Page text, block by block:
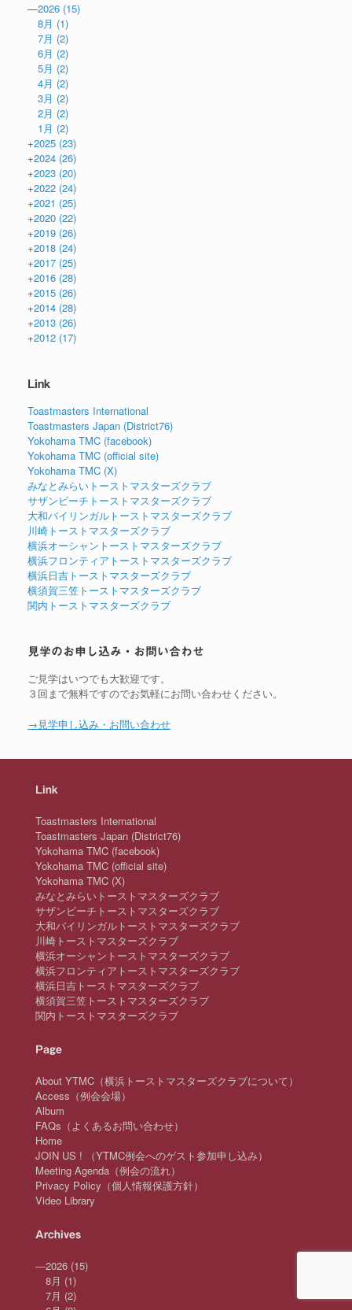
—2026 (15)
8月 (1)
7月 (2)
6月 (2)
5月 (2)
4月 (2)
3月 (2)
2月 (2)
1月 (2)
+2025 (23)
+2024 (26)
+2023 (20)
+2022 (24)
+2021 (25)
+2020 (22)
+2019 (26)
+2018 (24)
+2017 (25)
+2016 (28)
+2015 (26)
+2014 (28)
+2013 (26)
+2012 (17)
Link
Toastmasters International
Toastmasters Japan (District76)
Yokohama TMC (facebook)
Yokohama TMC (official site)
Yokohama TMC (X)
みなとみらいトーストマスターズクラブ
サザンビーチトーストマスターズクラブ
大和バイリンガルトーストマスターズクラブ
川崎トーストマスターズクラブ
横浜オーシャントーストマスターズクラブ
横浜フロンティアトーストマスターズクラブ
横浜日吉トーストマスターズクラブ
横須賀三笠トーストマスターズクラブ
関内トーストマスターズクラブ
見学のお申し込み・お問い合わせ
ご見学はいつでも大歓迎です。
３回まで無料ですのでお気軽にお問い合わせください。
→見学申し込み・お問い合わせ
Link
Toastmasters International
Toastmasters Japan (District76)
Yokohama TMC (facebook)
Yokohama TMC (official site)
Yokohama TMC (X)
みなとみらいトーストマスターズクラブ
サザンビーチトーストマスターズクラブ
大和バイリンガルトーストマスターズクラブ
川崎トーストマスターズクラブ
横浜オーシャントーストマスターズクラブ
横浜フロンティアトーストマスターズクラブ
横浜日吉トーストマスターズクラブ
横須賀三笠トーストマスターズクラブ
関内トーストマスターズクラブ
Page
About YTMC（横浜トーストマスターズクラブについて）
Access（例会会場）
Album
FAQs（よくあるお問い合わせ）
Home
JOIN US ! （YTMC例会へのゲスト参加申し込み）
Meeting Agenda（例会の流れ）
Privacy Policy（個人情報保護方針）
Video Library
Archives
—2026 (15)
8月 (1)
7月 (2)